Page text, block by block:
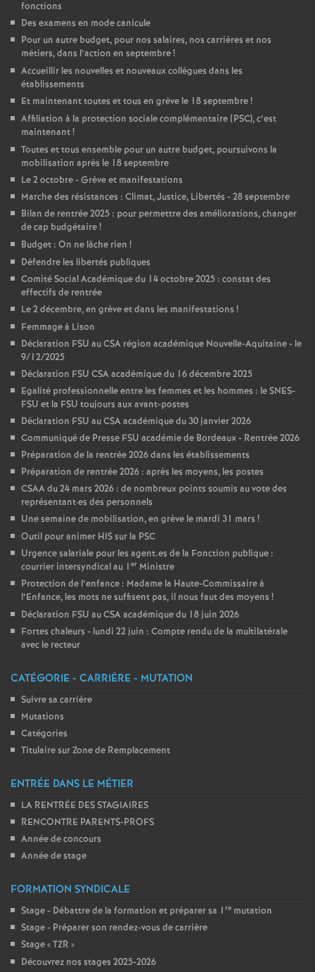
fonctions
Des examens en mode canicule
Pour un autre budget, pour nos salaires, nos carrières et nos
métiers, dans l’action en septembre!
Accueillir les nouvelles et nouveaux collègues dans les
établissements
Et maintenant toutes et tous en grève le 18 septembre!
Affiliation à la protection sociale complémentaire (PSC), c’est
maintenant!
Toutes et tous ensemble pour un autre budget, poursuivons la
mobilisation après le 18 septembre
Le 2 octobre - Grève et manifestations
Marche des résistances : Climat, Justice, Libertés - 28 septembre
Bilan de rentrée 2025 : pour permettre des améliorations, changer
de cap budgétaire!
Budget : On ne lâche rien !
Défendre les libertés publiques
Comité Social Académique du 14 octobre 2025 : constat des
effectifs de rentrée
Le 2 décembre, en grève et dans les manifestations !
Femmage à Lison
Déclaration FSU au CSA région académique Nouvelle-Aquitaine - le
9/12/2025
Déclaration FSU CSA académique du 16 décembre 2025
Egalité professionnelle entre les femmes et les hommes : le SNES-
FSU et la FSU toujours aux avant-postes
Déclaration FSU au CSA académique du 30 janvier 2026
Communiqué de Presse FSU académie de Bordeaux - Rentrée 2026
Préparation de la rentrée 2026 dans les établissements
Préparation de rentrée 2026 : après les moyens, les postes
CSAA du 24 mars 2026 : de nombreux points soumis au vote des
représentant·es des personnels
Une semaine de mobilisation, en grève le mardi 31 mars !
Outil pour animer HIS sur la PSC
Urgence salariale pour les agent.es de la Fonction publique :
courrier intersyndical au 1 er Ministre
Protection de l’enfance : Madame la Haute-Commissaire à
l’Enfance, les mots ne suffisent pas, il nous faut des moyens !
Déclaration FSU au CSA académique du 18 juin 2026
Fortes chaleurs - lundi 22 juin : Compte rendu de la multilatérale
avec le recteur
CATÉGORIE - CARRIÈRE - MUTATION
Suivre sa carrière
Mutations
Catégories
Titulaire sur Zone de Remplacement
ENTRÉE DANS LE MÉTIER
LA RENTRÉE DES STAGIAIRES
RENCONTRE PARENTS-PROFS
Année de concours
Année de stage
FORMATION SYNDICALE
Stage - Débattre de la formation et préparer sa 1 re mutation
Stage - Préparer son rendez-vous de carrière
Stage «TZR »
Découvrez nos stages 2025-2026